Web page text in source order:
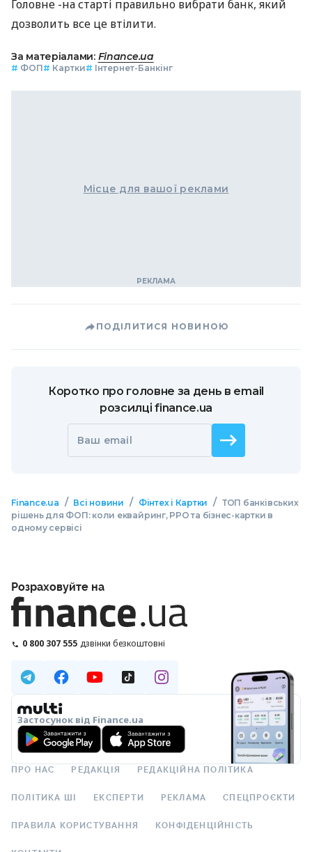
Головне -на старті правильно вибрати банк, який
дозволить все це втілити.
За матеріалами: Finance.ua
# ФОП# Картки# Інтернет-Банкінг
Місце для вашої реклами
ПОДІЛИТИСЯ НОВИНОЮ
Коротко про головне за день в email
розсилці finance.ua
Ваш email
Finance.ua / Всі новини / Фінтех і Картки / ТОП банківських
рішень для ФОП: коли еквайринг, РРО та бізнес-картки в
одному сервісі
Розраховуйте на
0 800 307 555 дзвінки безкоштовні
Застосунок від Finance.ua
ПРО НАС РЕДАКЦІЯ РЕДАКЦІЙНА ПОЛІТИКА
ПОЛІТИКА ШІ ЕКСПЕРТИ РЕКЛАМА СПЕЦПРОЄКТИ
ПРАВИЛА КОРИСТУВАННЯ КОНФІДЕНЦІЙНІСТЬ